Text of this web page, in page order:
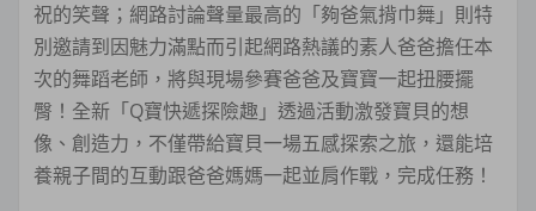
祝的笑聲；網路討論聲量最高的「夠爸氣揹巾舞」則特
別邀請到因魅力滿點而引起網路熱議的素人爸爸擔任本
次的舞蹈老師，將與現場參賽爸爸及寶寶一起扭腰擺
臀！全新「Q寶快遞探險趣」透過活動激發寶貝的想
像、創造力，不僅帶給寶貝一場五感探索之旅，還能培
養親子間的互動跟爸爸媽媽一起並肩作戰，完成任務！